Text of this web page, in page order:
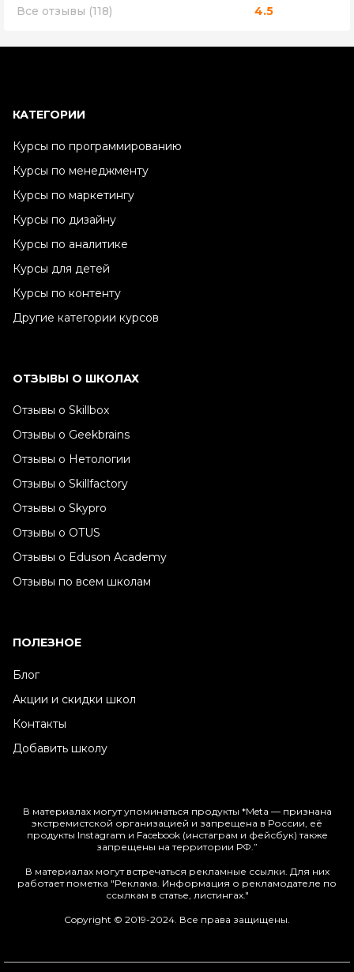
Все отзывы (118)
4.5
КАТЕГОРИИ
Курсы по программированию
Курсы по менеджменту
Курсы по маркетингу
Курсы по дизайну
Курсы по аналитике
Курсы для детей
Курсы по контенту
Другие категории курсов
ОТЗЫВЫ О ШКОЛАХ
Отзывы о Skillbox
Отзывы о Geekbrains
Отзывы о Нетологии
Отзывы о Skillfactory
Отзывы о Skypro
Отзывы о OTUS
Отзывы о Eduson Academy
Отзывы по всем школам
ПОЛЕЗНОЕ
Блог
Акции и скидки школ
Контакты
Добавить школу
В материалах могут упоминаться продукты *Meta — признана
экстремистской организацией и запрещена в России, её
продукты Instagram и Facebook (инстаграм и фейсбук) также
запрещены на территории РФ.”
В материалах могут встречаться рекламные ссылки. Для них
работает пометка "Реклама. Информация о рекламодателе по
ссылкам в статье, листингах."
Copyright © 2019-2024. Все права защищены.